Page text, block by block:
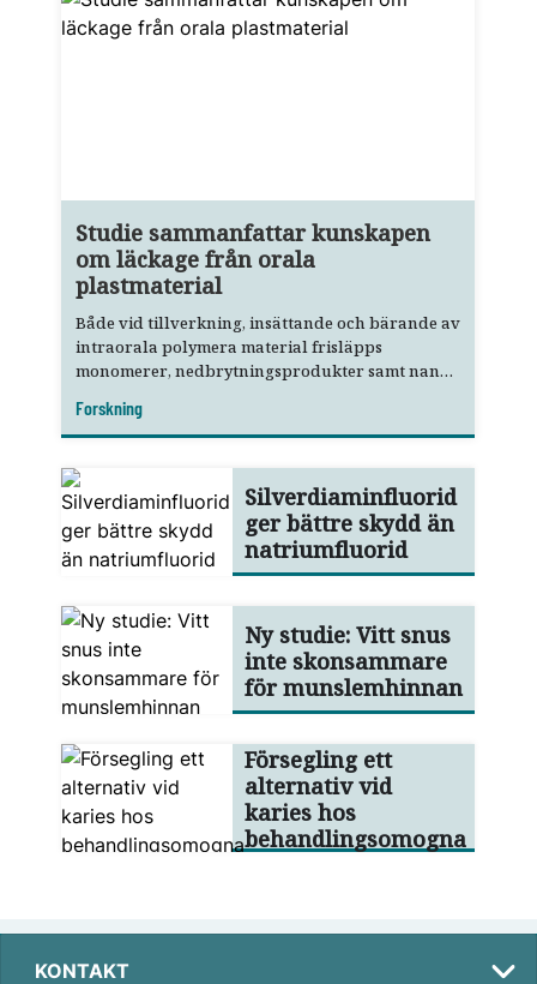
Studie sammanfattar kunskapen
om läckage från orala
plastmaterial
Både vid tillverkning, insättande och bärande av
intraorala polymera material frisläpps
monomerer, nedbrytningsprodukter samt nano-
Forskning
Silverdiaminfluorid
ger bättre skydd än
natriumfluorid
Ny studie: Vitt snus
inte skonsammare
för munslemhinnan
Försegling ett
alternativ vid
karies hos
behandlingsomogna
KONTAKT